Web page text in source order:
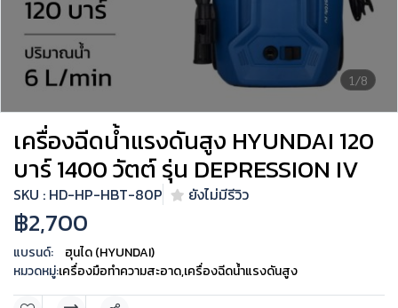
1/8
เครื่องฉีดน้ำแรงดันสูง HYUNDAI 120
บาร์ 1400 วัตต์ รุ่น DEPRESSION IV
SKU : HD-HP-HBT-80P ยังไม่มีรีวิว
฿2,700
แบรนด์:
ฮุนได (HYUNDAI)
หมวดหมู่:เครื่องมือทำความสะอาด,เครื่องฉีดน้ำแรงดันสูง